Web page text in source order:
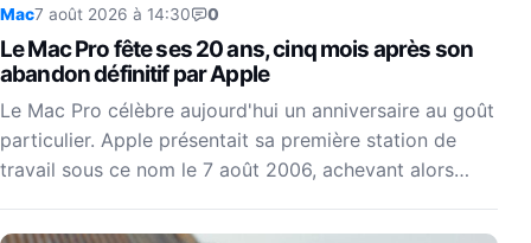
Mac7 août 2026 à 14:30 0
Le Mac Pro fête ses 20 ans, cinq mois après son
abandon définitif par Apple
Le Mac Pro célèbre aujourd'hui un anniversaire au goût
particulier. Apple présentait sa première station de
travail sous ce nom le 7 août 2006, achevant alors…